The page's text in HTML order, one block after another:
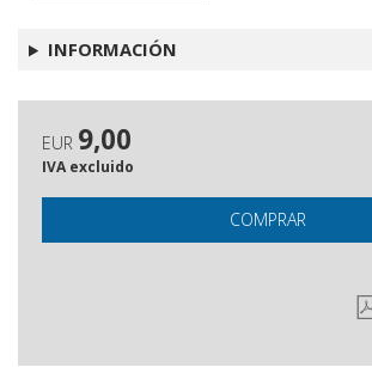
INFORMACIÓN
EUR 9,00
IVA excluido
COMPRAR